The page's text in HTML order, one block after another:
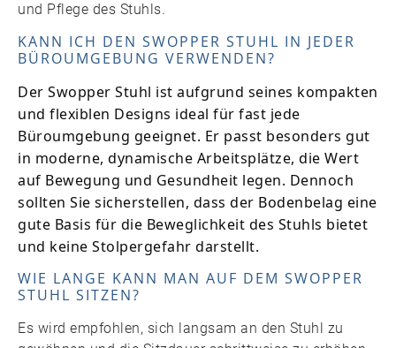
und Pflege des Stuhls.
KANN ICH DEN SWOPPER STUHL IN JEDER
BÜROUMGEBUNG VERWENDEN?
Der Swopper Stuhl ist aufgrund seines kompakten
und flexiblen Designs ideal für fast jede
Büroumgebung geeignet. Er passt besonders gut
in moderne, dynamische Arbeitsplätze, die Wert
auf Bewegung und Gesundheit legen. Dennoch
sollten Sie sicherstellen, dass der Bodenbelag eine
gute Basis für die Beweglichkeit des Stuhls bietet
und keine Stolpergefahr darstellt.
WIE LANGE KANN MAN AUF DEM SWOPPER
STUHL SITZEN?
Es wird empfohlen, sich langsam an den Stuhl zu